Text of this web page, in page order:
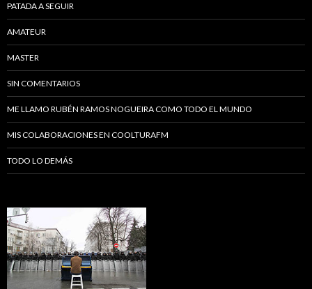
PATADA A SEGUIR
AMATEUR
MASTER
SIN COMENTARIOS
ME LLAMO RUBÉN RAMOS NOGUEIRA COMO TODO EL MUNDO
MIS COLABORACIONES EN COOLTURAFM
TODO LO DEMÁS